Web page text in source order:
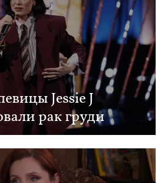
Jessie J
рак груди